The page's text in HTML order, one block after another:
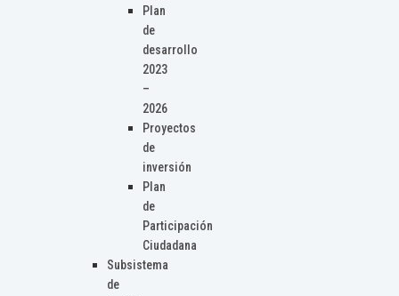
Plan
de
desarrollo
2023
–
2026
Proyectos
de
inversión
Plan
de
Participación
Ciudadana
Subsistema
de